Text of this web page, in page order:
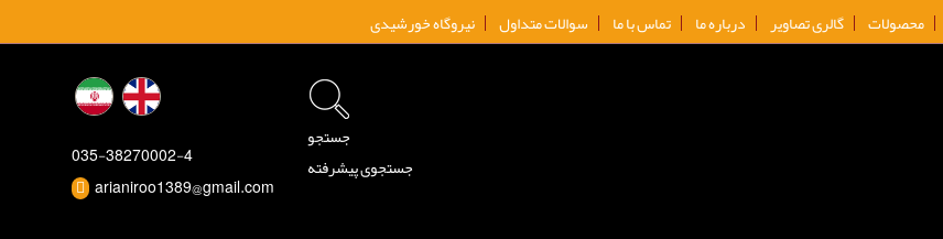
محصولات گالری تصاویر درباره ما تماس با ما سوالات متداول نیروگاه خورشیدی
035-38270002-4
arianiroo1389@gmail.com
جستجو
جستجوی پیشرفته